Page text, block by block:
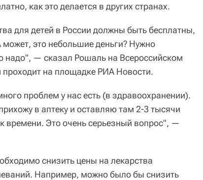
как это делается в других странах.
для детей в России должны быть бесплатны,
это небольшие деньги? Нужно
надо", — сказал Рошаль на Всероссийском
проходит на площадке РИА Новости.
проблем у нас есть (в здравоохранении).
в аптеку и оставляю там 2-3 тысячи
времени. Это очень серьезный вопрос", —
снизить цены на лекарства
Например, можно было бы снизить